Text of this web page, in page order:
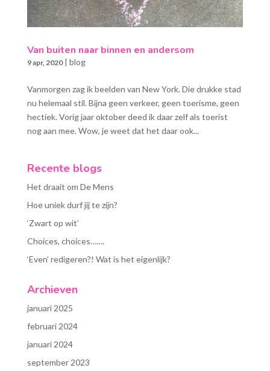
Van buiten naar binnen en andersom
9 apr, 2020| blog
Vanmorgen zag ik beelden van New York. Die drukke stad
nu helemaal stil. Bijna geen verkeer, geen toerisme, geen
hectiek. Vorig jaar oktober deed ik daar zelf als toerist
nog aan mee. Wow, je weet dat het daar ook...
Recente blogs
Het draait om De Mens
Hoe uniek durf jij te zijn?
‘Zwart op wit’
Choices, choices…….
‘Even’ redigeren?! Wat is het eigenlijk?
Archieven
januari 2025
februari 2024
januari 2024
september 2023